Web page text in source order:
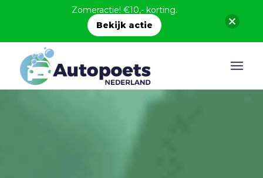
Zomeractie! €10,- korting.
Bekijk actie